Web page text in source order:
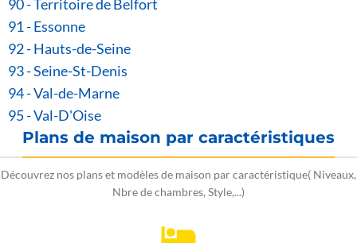
90 - Territoire de Belfort
91 - Essonne
92 - Hauts-de-Seine
93 - Seine-St-Denis
94 - Val-de-Marne
95 - Val-D'Oise
Plans de maison par caractéristiques
Découvrez nos plans et modèles de maison par caractéristique( Niveaux,
Nbre de chambres, Style,...)